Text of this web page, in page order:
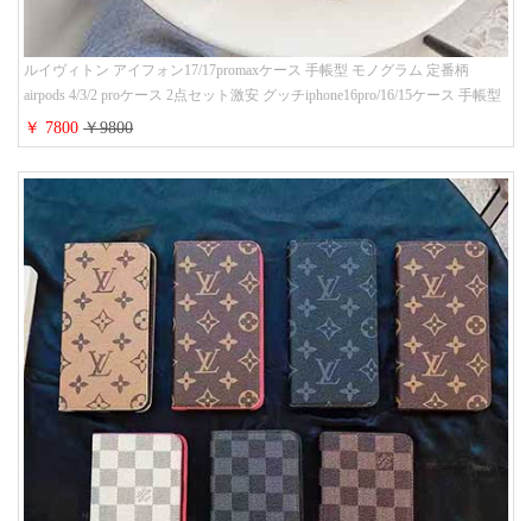
ルイヴィトン アイフォン17/17promaxケース 手帳型 モノグラム 定番柄
airpods 4/3/2 proケース 2点セット激安 グッチiphone16pro/16/15ケース 手帳型
財布カード入り 多機能 ハイ ブランド Galaxy S25/S24/S23手帳カバー おすす
め
￥ 7800￥9800